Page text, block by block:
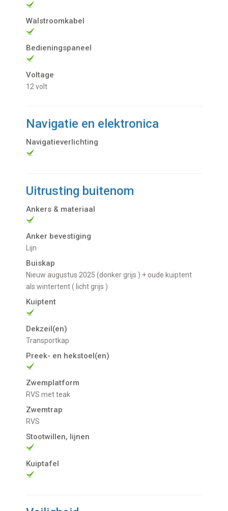
Walstroomkabel
Bedieningspaneel
Voltage
12 volt
Navigatie en elektronica
Navigatieverlichting
Uitrusting buitenom
Ankers & materiaal
Anker bevestiging
Lijn
Buiskap
Nieuw augustus 2025 (donker grijs ) + oude kuiptent
als wintertent ( licht grijs )
Kuiptent
Dekzeil(en)
transportkap
Preek- en hekstoel(en)
Zwemplatform
RVS met teak
Zwemtrap
RVS
Stootwillen, lijnen
Kuiptafel